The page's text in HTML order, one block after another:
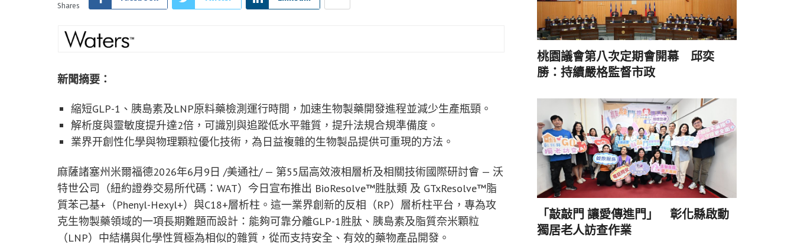
Shares
新聞摘要：
縮短GLP-1、胰島素及LNP原料藥檢測運行時間，加速生物製藥開發進程並減少生產瓶頸。
解析度與靈敏度提升達2倍，可識別與追蹤低水平雜質，提升法規合規準備度。
業界开創性化學與物理顆粒優化技術，為日益複雜的生物製品提供可重現的方法。
麻薩諸塞州米爾福德2026年6月9日 /美通社/ — 第55屆高效液相層析及相關技術國際研討會 — 沃
特世公司（紐約證券交易所代碼：WAT）今日宣布推出 BioResolve™胜肽類 及 GTxResolve™脂
質苯己基+（Phenyl-Hexyl+）與C18+層析柱。這一業界創新的反相（RP）層析柱平台，專為攻
克生物製藥領域的一項長期難題而設計：能夠可靠分離GLP-1胜肽、胰島素及脂質奈米顆粒
（LNP）中結構與化學性質極為相似的雜質，從而支持安全、有效的藥物產品開發。
桃園議會第八次定期會開幕 邱奕
勝：持續嚴格監督市政
「敲敲門 讓愛傳進門」 彰化縣啟動
獨居老人訪查作業